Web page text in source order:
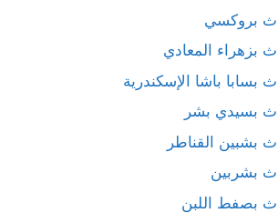
بروكسي
بزهراء المعادي
بسابا باشا الإسكندرية
بسيدي بشر
بشبين القناطر
بشربين
بصفط اللبن